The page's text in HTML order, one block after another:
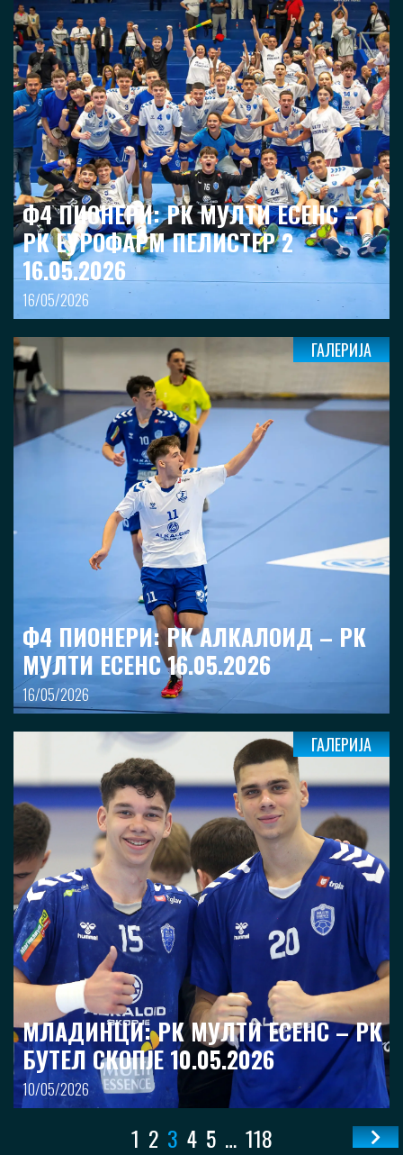
Ф4 ПИОНЕРИ: РК МУЛТИ ЕСЕНС –
РК ЕУРОФАРМ ПЕЛИСТЕР 2
16.05.2026
16/05/2026
ГАЛЕРИЈА
Ф4 ПИОНЕРИ: РК АЛКАЛОИД – РК
МУЛТИ ЕСЕНС 16.05.2026
16/05/2026
ГАЛЕРИЈА
МЛАДИНЦИ: РК МУЛТИ ЕСЕНС – РК
БУТЕЛ СКОПЈЕ 10.05.2026
10/05/2026
1 2 3 4 5 … 118